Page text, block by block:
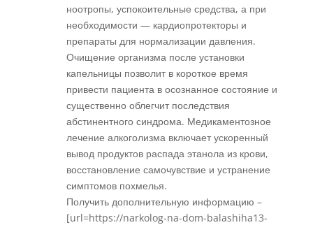
ноотропы, успокоительные средства, а при
необходимости — кардиопротекторы и
препараты для нормализации давления.
Очищение организма после установки
капельницы позволит в короткое время
привести пациента в осознанное состояние и
существенно облегчит последствия
абстинентного синдрома. Медикаментозное
лечение алкоголизма включает ускоренный
вывод продуктов распада этанола из крови,
восстановление самочувствие и устранение
симптомов похмелья.
Получить дополнительную информацию –
[url=https://narkolog-na-dom-balashiha13-